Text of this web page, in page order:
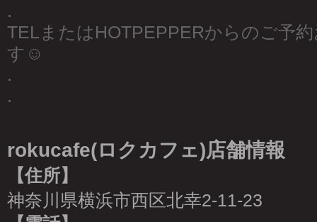
.
TELまたはHOTPEPPERからのご予
す☺︎
.
.
rokucafe(ロクカフェ)店舗情報
【住所】
神奈川県横浜市西区北幸2-11-23